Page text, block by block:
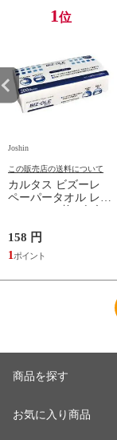
1位
Joshin
この販売店の送料について
カルタス ビズーレ
ペーパータオル レギ
【返品種別A】
158 円
1
商品を探す
お気に入り商品